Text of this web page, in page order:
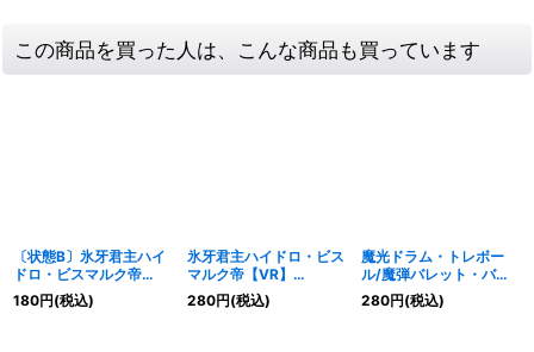
この商品を買った人は、こんな商品も買っています
〔状態B〕氷牙君主ハイ
ドロ・ビスマルク帝
【VR】{EX1727/138}
《水》
180円(税込)
氷牙君主ハイドロ・ビス
マルク帝【VR】
{EX1727/138}《水》
280円(税込)
魔光ドラム・トレボー
ル/魔弾バレット・バイ
ス【U】{EX1783/138}
《闇》
280円(税込)